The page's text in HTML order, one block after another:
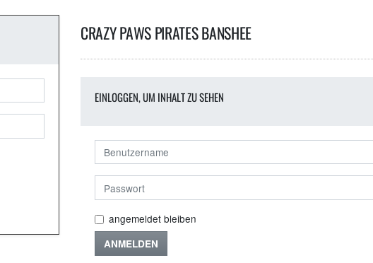
CRAZY PAWS PIRATES BANSHEE
EINLOGGEN, UM INHALT ZU SEHEN
angemeldet bleiben
ANMELDEN